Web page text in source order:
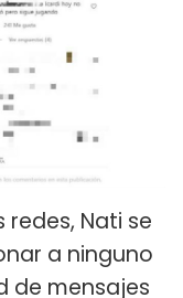
Nati se
a ninguno
de mensajes